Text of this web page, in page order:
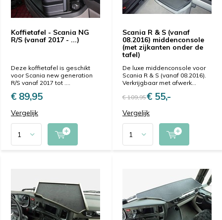
Koffietafel - Scania NG
R/S (vanaf 2017 - ...)
Deze koffietafel is geschikt
voor Scania new generation
R/S vanaf 2017 tot ....
€ 89,95
Vergelijk
Scania R & S (vanaf
08.2016) middenconsole
(met zijkanten onder de
tafel)
De luxe middenconsole voor
Scania R & S (vanaf 08.2016).
Verkrijgbaar met afwerk...
€ 109,95€ 55,-
Vergelijk